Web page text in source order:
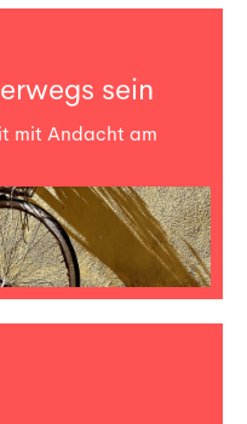
sein
mit Andacht am